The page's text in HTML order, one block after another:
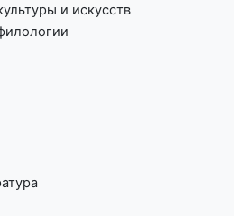
и искусств